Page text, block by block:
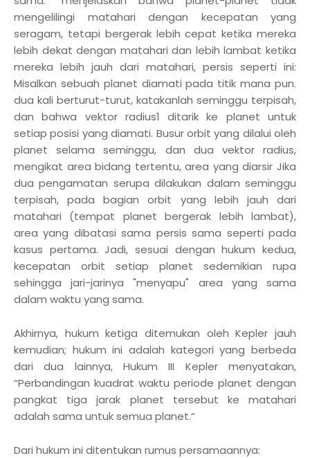
mengelilingi matahari dengan kecepatan yang
seragam, tetapi bergerak lebih cepat ketika mereka
lebih dekat dengan matahari dan lebih lambat ketika
mereka lebih jauh dari matahari, persis seperti ini:
Misalkan sebuah planet diamati pada titik mana pun.
dua kali berturut-turut, katakanlah seminggu terpisah,
dan bahwa vektor radius1 ditarik ke planet untuk
setiap posisi yang diamati. Busur orbit yang dilalui oleh
planet selama seminggu, dan dua vektor radius,
mengikat area bidang tertentu, area yang diarsir Jika
dua pengamatan serupa dilakukan dalam seminggu
terpisah, pada bagian orbit yang lebih jauh dari
matahari (tempat planet bergerak lebih lambat),
area yang dibatasi sama persis sama seperti pada
kasus pertama. Jadi, sesuai dengan hukum kedua,
kecepatan orbit setiap planet sedemikian rupa
sehingga jari-jarinya "menyapu" area yang sama
dalam waktu yang sama.
Akhirnya, hukum ketiga ditemukan oleh Kepler jauh
kemudian; hukum ini adalah kategori yang berbeda
dari dua lainnya, Hukum III Kepler menyatakan,
“Perbandingan kuadrat waktu periode planet dengan
pangkat tiga jarak planet tersebut ke matahari
adalah sama untuk semua planet.”
Dari hukum ini ditentukan rumus persamaannya: